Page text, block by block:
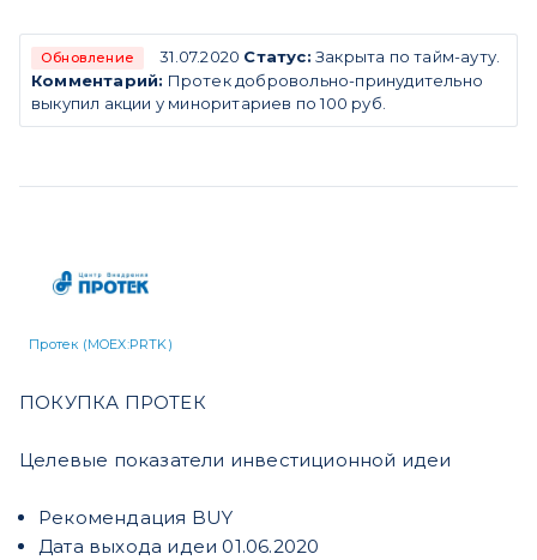
Обновление 31.07.2020 Статус: Закрыта по тайм-ауту.
Комментарий: Протек добровольно-принудительно
выкупил акции у миноритариев по 100 руб.
Протек (MOEX:PRTK)
ПОКУПКА ПРОТЕК
Целевые показатели инвестиционной идеи
Рекомендация BUY
Дата выхода идеи 01.06.2020